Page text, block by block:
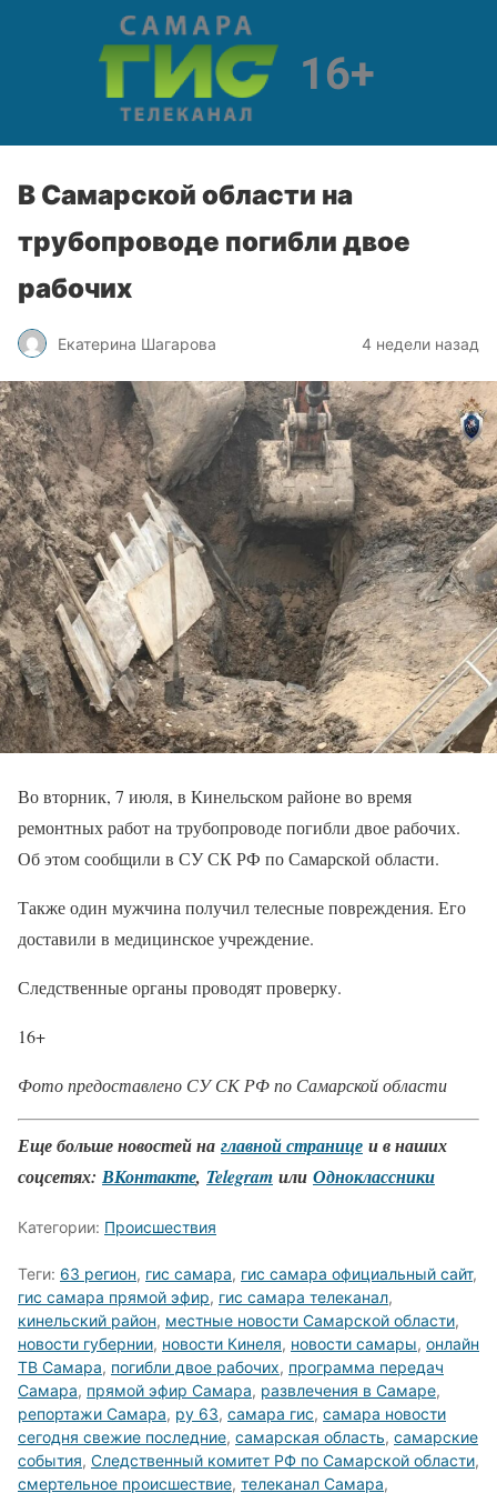
В Самарской области на
трубопроводе погибли двое
рабочих
Екатерина Шагарова 4 недели назад
Во вторник, 7 июля, в Кинельском районе во время
ремонтных работ на трубопроводе погибли двое рабочих.
Об этом сообщили в СУ СК РФ по Самарской области.
Также один мужчина получил телесные повреждения. Его
доставили в медицинское учреждение.
Следственные органы проводят проверку.
16+
Фото предоставлено СУ СК РФ по Самарской области
Еще больше новостей на главной странице и в наших
соцсетях: ВКонтакте, Telegram или Одноклассники
Категории: Происшествия
Теги: 63 регион, гис самара, гис самара официальный сайт,
гис самара прямой эфир, гис самара телеканал,
кинельский район, местные новости Самарской области,
новости губернии, новости Кинеля, новости самары, онлайн
ТВ Самара, погибли двое рабочих, программа передач
Самара, прямой эфир Самара, развлечения в Самаре,
репортажи Самара, ру 63, самара гис, самара новости
сегодня свежие последние, самарская область, самарские
события, Следственный комитет РФ по Самарской области,
смертельное происшествие, телеканал Самара,